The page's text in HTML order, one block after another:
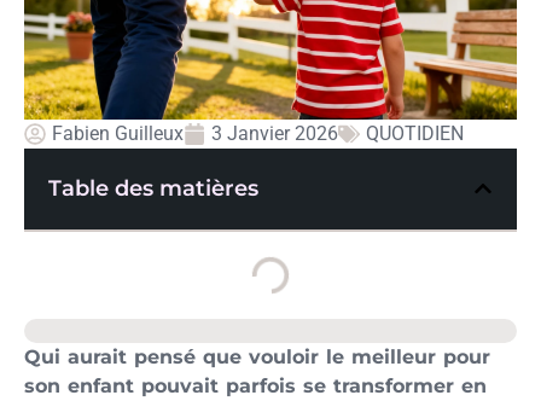
Fabien Guilleux 3 Janvier 2026 QUOTIDIEN
Table des matières
Qui aurait pensé que vouloir le meilleur pour
son enfant pouvait parfois se transformer en